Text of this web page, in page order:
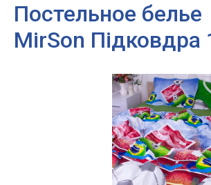
Постельное белье
MirSon Підковдра